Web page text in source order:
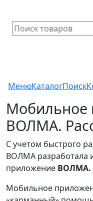
МенюКаталогПоиск
Мобильное
ВОЛМА.
С учетом быстрого
ВОЛМА разработала
приложение ВОЛМА.
Мобильное